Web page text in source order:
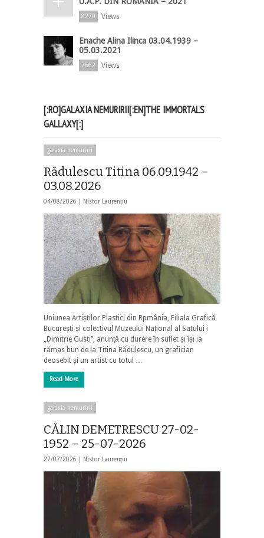
8270 Views
Enache Alina Ilinca 03.04.1939 –
05.03.2021
7862 Views
[:RO]GALAXIA NEMURIRII[:EN]THE IMMORTALS
GALLAXY[:]
galaxia nemuririi
Rădulescu Titina 06.09.1942 –
03.08.2026
04/08/2026 | Nistor Laurențiu
Uniunea Artiștilor Plastici din Rpmânia, Filiala Grafică
București și colectivul Muzeului Național al Satului i
„Dimitrie Gusti”, anunță cu durere în suflet și își ia
rămas bun de la Titina Rădulescu, un grafician
deosebit și un artist cu totul …
Read More
galaxia nemuririi
CĂLIN DEMETRESCU 27-02-
1952 – 25-07-2026
27/07/2026 | Nistor Laurențiu